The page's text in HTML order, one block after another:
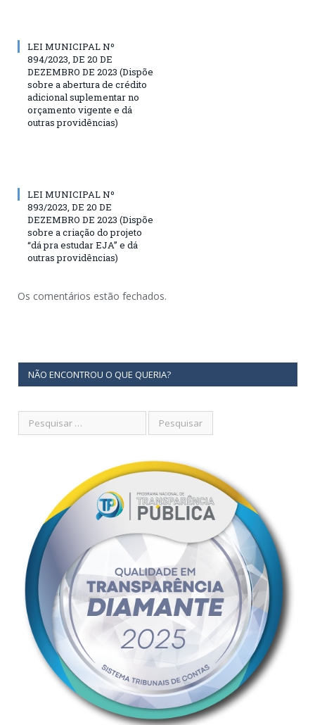
LEI MUNICIPAL Nº
894/2023, DE 20 DE
DEZEMBRO DE 2023 (Dispõe
sobre a abertura de crédito
adicional suplementar no
orçamento vigente e dá
outras providências)
LEI MUNICIPAL Nº
893/2023, DE 20 DE
DEZEMBRO DE 2023 (Dispõe
sobre a criação do projeto
“dá pra estudar EJA” e dá
outras providências)
Os comentários estão fechados.
NÃO ENCONTROU O QUE QUERIA?